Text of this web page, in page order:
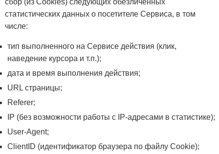
статистических данных о посетителе Сервиса, в том
числе:
тип выполненного на Сервисе действия (клик,
наведение курсора и т.п.);
дата и время выполнения действия;
URL страницы;
Referer;
IP (без возможности работы с IP-адресами в статистике);
User-Agent;
ClientID (идентификатор браузера по файлу Cookie);